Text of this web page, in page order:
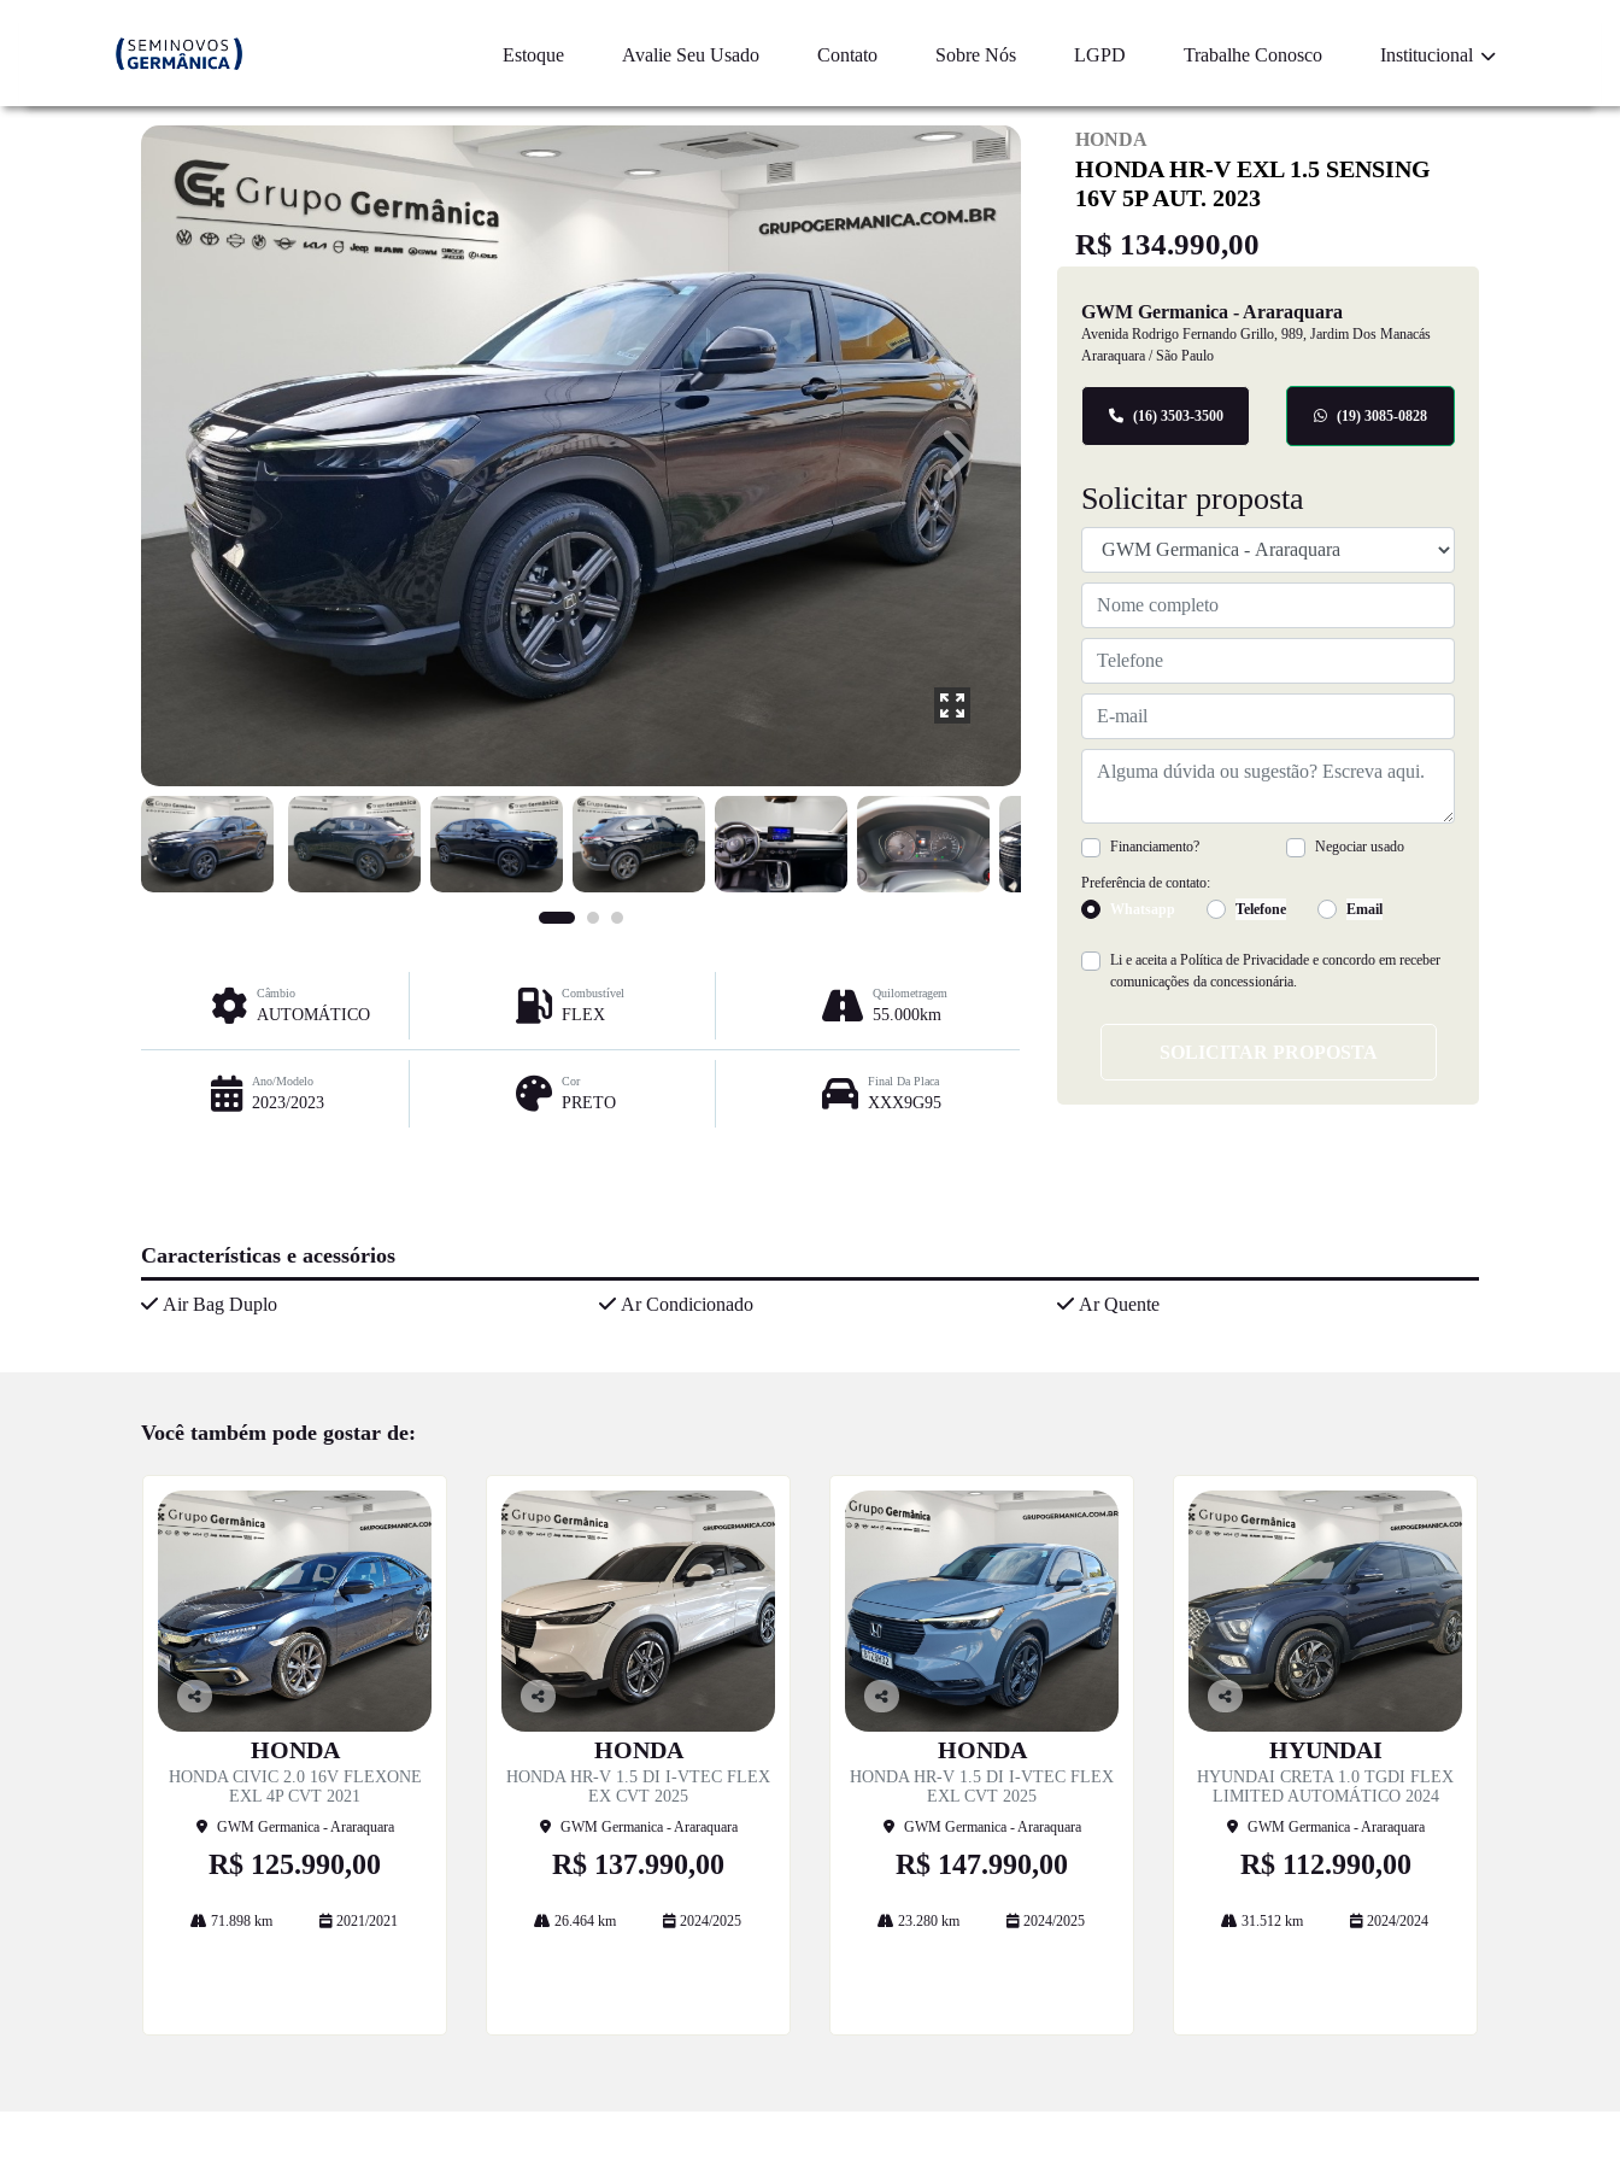
Estoque Avalie Seu Usado Contato Sobre Nós LGPD Trabalhe Conosco Institucional
HONDA
HONDA HR-V EXL 1.5 SENSING
16V 5P AUT. 2023
R$ 134.990,00
GWM Germanica - Araraquara
Avenida Rodrigo Fernando Grillo, 989, Jardim Dos Manacás
Araraquara / São Paulo
(16) 3503-3500 (19) 3085-0828
Solicitar proposta
Financiamento? Negociar usado
Preferência de contato:
Whatsapp
Telefone Email
Li e aceita a Política de Privacidade e concordo em receber
comunicações da concessionária.
SOLICITAR PROPOSTA
Previous Next
Câmbio
AUTOMÁTICO
Combustível
FLEX
Quilometragem
55.000km
Ano/Modelo
2023/2023
Cor
PRETO
Final Da Placa
XXX9G95
Características e acessórios
Air Bag Duplo Ar Condicionado Ar Quente
Você também pode gostar de:
he
HONDA
HONDA CIVIC 2.0 16V FLEXONE
EXL 4P CVT 2021
GWM Germanica - Araraquara
R$ 125.990,00
71.898 km 2021/2021
he
HONDA
HONDA HR-V 1.5 DI I-VTEC FLEX
EX CVT 2025
GWM Germanica - Araraquara
R$ 137.990,00
26.464 km 2024/2025
he
HONDA
HONDA HR-V 1.5 DI I-VTEC FLEX
EXL CVT 2025
GWM Germanica - Araraquara
R$ 147.990,00
23.280 km 2024/2025
he
HYUNDAI
HYUNDAI CRETA 1.0 TGDI FLEX
LIMITED AUTOMÁTICO 2024
GWM Germanica - Araraquara
R$ 112.990,00
31.512 km 2024/2024